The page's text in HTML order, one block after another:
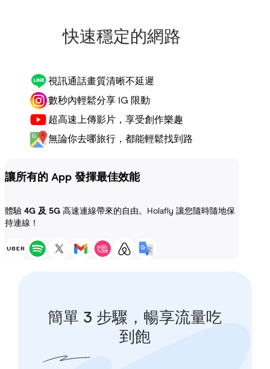
快速穩定的網路
視訊通話畫質清晰不延遲
數秒內輕鬆分享 IG 限動
超高速上傳影片，享受創作樂趣
無論你去哪旅行，都能輕鬆找到路
讓所有的 App 發揮最佳效能
體驗 4G 及 5G 高速連線帶來的自由。Holafly 讓您隨時隨地保
持連線！
簡單 3 步驟，暢享流量吃
到飽